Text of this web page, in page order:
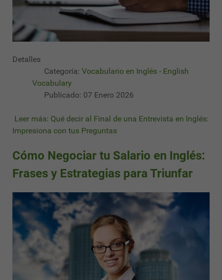
Detalles
Categoría: Vocabulario en Inglés - English
Vocabulary
Publicado: 07 Enero 2026
Leer más: Qué decir al Final de una Entrevista en Inglés:
Impresiona con tus Preguntas
Cómo Negociar tu Salario en Inglés:
Frases y Estrategias para Triunfar